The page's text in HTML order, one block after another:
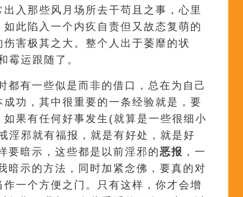
入那些风月场所去干苟且之事，心里
此陷入一个内疚自责但又故态复萌的
害极其之大。整个人出于萎靡的状
霉运跟随了。
都有一些似是而非的借口，总在为自己
功，其中很重要的一条经验就是，要
果有任何好事发生(就算是一些很细小
淫邪就有福报，就是有好处，就是好
要暗示，这些都是以前淫邪的恶报 ，一
暗示的方法，同时加紧念佛，要真的对
一个方便之门。只有这样，你才会增